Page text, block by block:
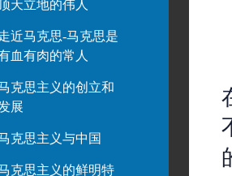
天立地的伟人
近马克思-马克思是
血有肉的常人
克思主义的创立和
展
克思主义与中国
克思主义的鲜明特